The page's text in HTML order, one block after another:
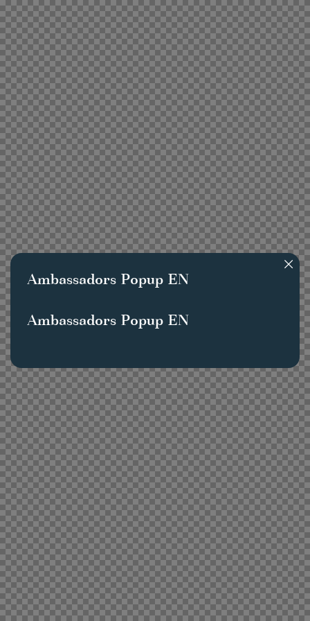
Ambassadors Popup EN
Ambassadors Popup EN